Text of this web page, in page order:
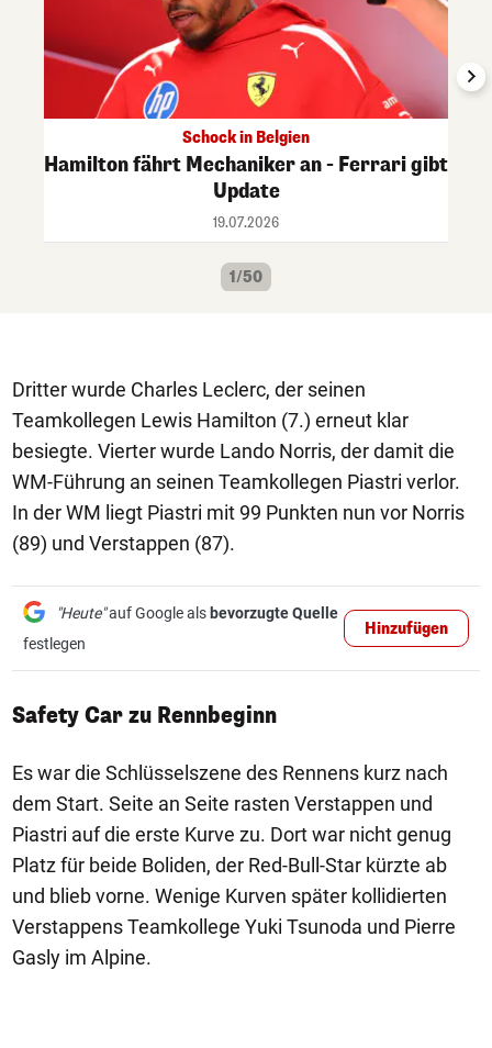
Schock in Belgien
Hamilton fährt Mechaniker an - Ferrari gibt
Update
19.07.2026
1/50
Dritter wurde Charles Leclerc, der seinen
Teamkollegen Lewis Hamilton (7.) erneut klar
besiegte. Vierter wurde Lando Norris, der damit die
WM-Führung an seinen Teamkollegen Piastri verlor.
In der WM liegt Piastri mit 99 Punkten nun vor Norris
(89) und Verstappen (87).
"Heute"auf Google als bevorzugte Quelle
festlegen
Hinzufügen
Safety Car zu Rennbeginn
Es war die Schlüsselszene des Rennens kurz nach
dem Start. Seite an Seite rasten Verstappen und
Piastri auf die erste Kurve zu. Dort war nicht genug
Platz für beide Boliden, der Red-Bull-Star kürzte ab
und blieb vorne. Wenige Kurven später kollidierten
Verstappens Teamkollege Yuki Tsunoda und Pierre
Gasly im Alpine.